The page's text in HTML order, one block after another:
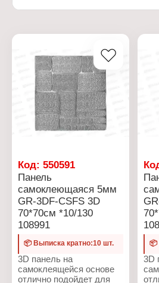
Код: 550591
Панель
самоклеющаяся 5мм
GR-3DF-CSFS 3D
70*70см *10/130
108991
📦 Выписка кратно:10 шт.
3D панель на
самоклеящейся основе
отлично подойдет для
📦
3D